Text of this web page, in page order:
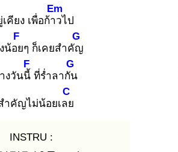
เคียง เพื่อก้าว
Em
ไป
น้อย
F
ๆ ก็เคยสำคัญ
G
งวันนี้
F
ที่ร่ำลากัน
G
ำคัญไม่น้อยเลย
C
INSTRU :